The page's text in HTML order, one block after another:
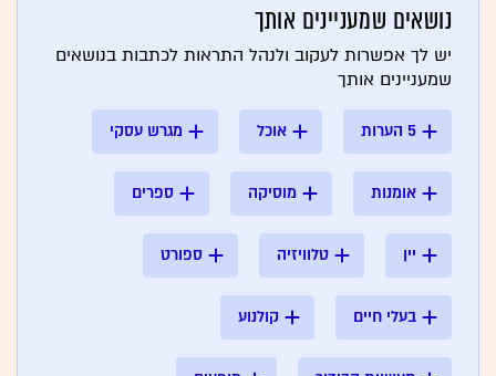
נושאים שמעניינים אותך
יש לך אפשרות לעקוב ולנהל התראות לכתבות בנושאים
שמעניינים אותך
5 הערות אוכל מגרש עסקי
אומנות מוסיקה ספרים
יין טלוויזיה ספורט
בעלי חיים קולנוע